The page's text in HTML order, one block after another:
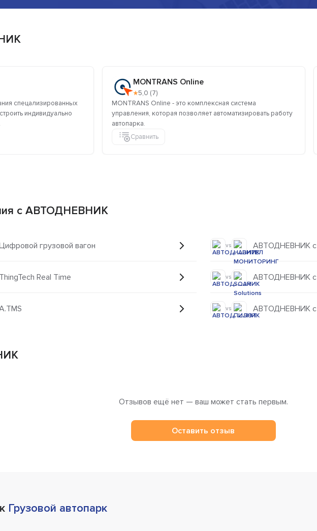
спецализированных
индивидуально
MONTRANS Online
★5,0 (7)
MONTRANS Online - это комплексная система
управления, которая позволяет автоматизировать работу
автопарка.
Сравнить
с АВТОДНЕВНИК
грузовой вагон
Real Time
vs АВТОДНЕВНИК
vs АВТОДНЕВНИК с
vs АВТОДНЕВНИК
Отзывов ещё нет — ваш может стать первым.
Оставить отзыв
Грузовой автопарк